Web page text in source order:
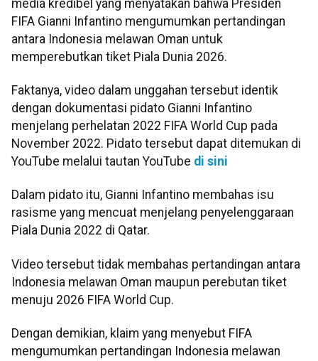
media kredibel yang menyatakan bahwa Presiden
FIFA Gianni Infantino mengumumkan pertandingan
antara Indonesia melawan Oman untuk
memperebutkan tiket Piala Dunia 2026.
Faktanya, video dalam unggahan tersebut identik
dengan dokumentasi pidato Gianni Infantino
menjelang perhelatan 2022 FIFA World Cup pada
November 2022. Pidato tersebut dapat ditemukan di
YouTube melalui tautan YouTube di sini
Dalam pidato itu, Gianni Infantino membahas isu
rasisme yang mencuat menjelang penyelenggaraan
Piala Dunia 2022 di Qatar.
Video tersebut tidak membahas pertandingan antara
Indonesia melawan Oman maupun perebutan tiket
menuju 2026 FIFA World Cup.
Dengan demikian, klaim yang menyebut FIFA
mengumumkan pertandingan Indonesia melawan